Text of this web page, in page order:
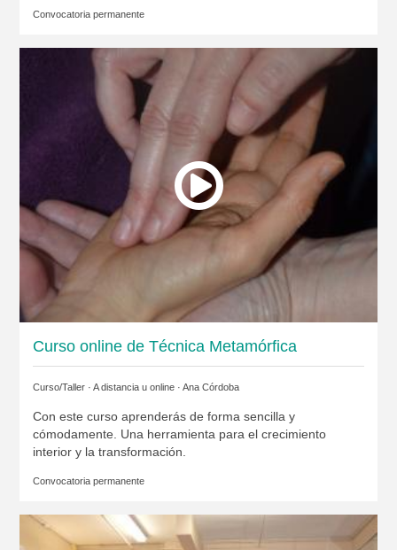
Convocatoria permanente
Curso online de Técnica Metamórfica
Curso/Taller · A distancia u online · Ana Córdoba
Con este curso aprenderás de forma sencilla y
cómodamente. Una herramienta para el crecimiento
interior y la transformación.
Convocatoria permanente